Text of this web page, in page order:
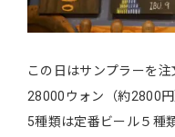
この日はサンプラーを
28000ウォン（約2800円
5種類は定番ビール５種